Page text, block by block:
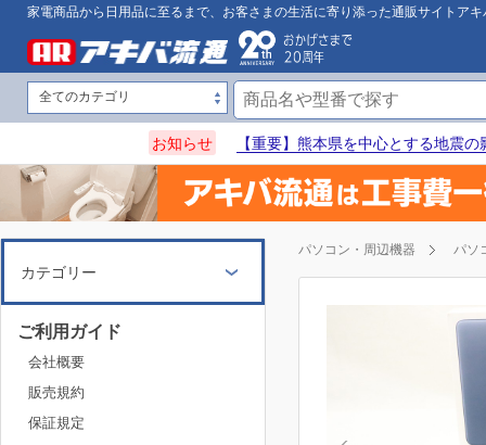
家電商品から日用品に至るまで、お客さまの生活に寄り添った通販サイトアキ
お知らせ 【重要】熊本県を中心とする地震
パソコン・周辺機器 パソ
カテゴリー
ご利用ガイド
会社概要
販売規約
保証規定